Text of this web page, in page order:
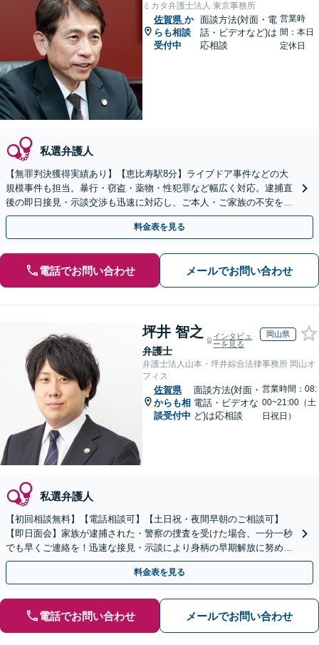
ミカタ弁護士法人 東京事務所
佐賀県 か
らも相談
受付中
面談方法(対面・電
話・ビデオなど)は
応相談
営業時
間：本日
定休日
私選弁護人
【無罪判決獲得実績あり】【恵比寿駅8分】ライブドア事件などの大
規模事件も担当。暴行・窃盗・薬物・性犯罪など幅広く対応。逮捕直
後の即日接見・示談交渉も迅速に対応し、ご本人・ご家族の不安を最
小限に抑えます。【初回相談可能】【WEB面談可能】
料金表を見る
電話でお問い合わせ メールでお問い合わせ
坪井 智之
弁護士
インタビュ
ーを見る
岡山県
弁護士法人山本・坪井綜合法律事務所 岡山オ
フィス
佐賀県
からも相
談受付中
面談方法(対面・
電話・ビデオな
ど)は応相談
営業時間：08:
00~21:00（土
日祝日）
私選弁護人
【初回相談無料】【電話相談可】【土日祝・夜間早朝のご相談可】
【即日面会】家族が逮捕された・警察の捜査を受けた場合、一分一秒
でも早くご連絡を！迅速な接見・示談により身柄の早期解放に努めま
す。精神面のケアも重視し、少年事件にも力を入れています。
料金表を見る
電話でお問い合わせ メールでお問い合わせ